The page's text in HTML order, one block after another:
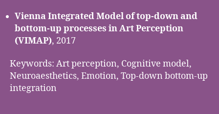
Vienna Integrated Model of top-down and
bottom-up processes in Art Perception
(VIMAP), 2017
Keywords: Art perception, Cognitive model,
Neuroaesthetics, Emotion, Top-down bottom-up
integration